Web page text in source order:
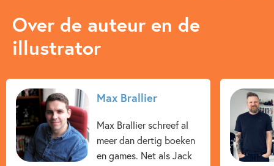
Over de auteur en de
illustrator
Max Brallier
Max Brallier schreef al
meer dan dertig boeken
en games. Net als Jack